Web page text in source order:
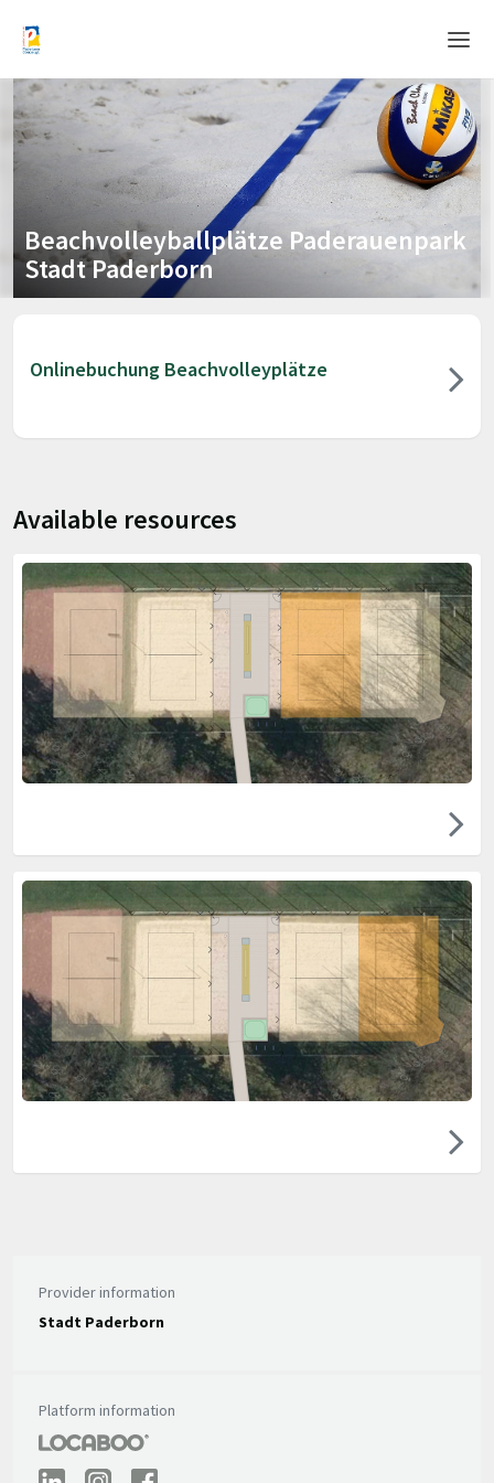
Home
Language
Help & Info
Beachvolleyballplätze Paderauenpark
Stadt Paderborn
Onlinebuchung Beachvolleyplätze
Available resources
Provider information
Stadt Paderborn
Platform information